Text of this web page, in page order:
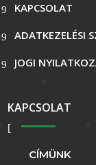
KAPCSOLAT
ADATKEZELÉSI
JOGI
KAPCSOLAT
CÍMÜNK